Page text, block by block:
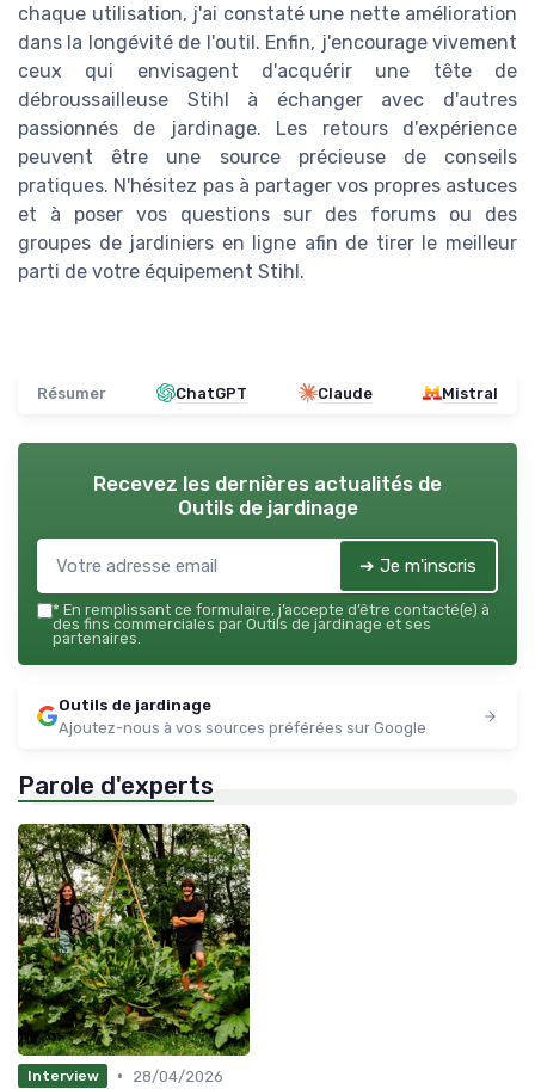
chaque utilisation, j'ai constaté une nette amélioration
dans la longévité de l'outil. Enfin, j'encourage vivement
ceux qui envisagent d'acquérir une tête de
débroussailleuse Stihl à échanger avec d'autres
passionnés de jardinage. Les retours d'expérience
peuvent être une source précieuse de conseils
pratiques. N'hésitez pas à partager vos propres astuces
et à poser vos questions sur des forums ou des
groupes de jardiniers en ligne afin de tirer le meilleur
parti de votre équipement Stihl.
Résumer ChatGPT Claude Mistral
Recevez les dernières actualités de
Outils de jardinage
➔ Je m'inscris
* En remplissant ce formulaire, j’accepte d’être contacté(e) à
des fins commerciales par Outils de jardinage et ses
partenaires.
Outils de jardinage
Ajoutez-nous à vos sources préférées sur Google
Parole d'experts
Interview • 28/04/2026